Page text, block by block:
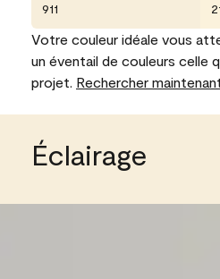
911
Votre couleur idéale vous
un éventail de couleurs celle
projet. Rechercher
Éclairage